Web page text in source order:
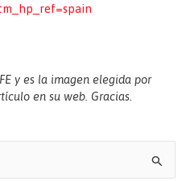
y es la imagen elegida por
en su web. Gracias.